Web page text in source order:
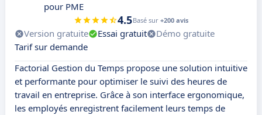
pour PME
4.5Basé sur +200 avis
Version gratuite Essai gratuit
Démo gratuite
Tarif sur demande
Factorial Gestion du Temps propose une solution intuitive
et performante pour optimiser le suivi des heures de
travail en entreprise. Grâce à son interface ergonomique,
les employés enregistrent facilement leurs temps de